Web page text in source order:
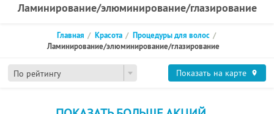
Ламинирование/элюминирование/глазирование
По рейтингу
Главная Красота
Процедуры для волос
Ламинирование/элюминирование/глазирование
Показать на карте